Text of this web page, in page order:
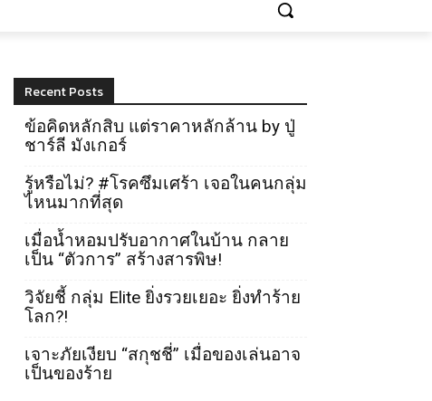
Recent Posts
ข้อคิดหลักสิบ แต่ราคาหลักล้าน by ปู่
ชาร์ลี มังเกอร์
รู้หรือไม่? #โรคซึมเศร้า เจอในคนกลุ่ม
ไหนมากที่สุด
เมื่อน้ำหอมปรับอากาศในบ้าน กลาย
เป็น “ตัวการ” สร้างสารพิษ!
วิจัยชี้ กลุ่ม Elite ยิ่งรวยเยอะ ยิ่งทำร้าย
โลก?!
เจาะภัยเงียบ “สกุชชี่” เมื่อของเล่นอาจ
เป็นของร้าย